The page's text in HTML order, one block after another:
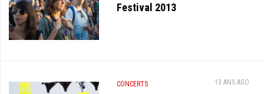
Festival 2013
CONCERTS 13 ANS AGO